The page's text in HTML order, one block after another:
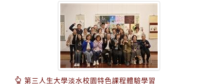
第三人生大學淡水校園特色課程體驗學習